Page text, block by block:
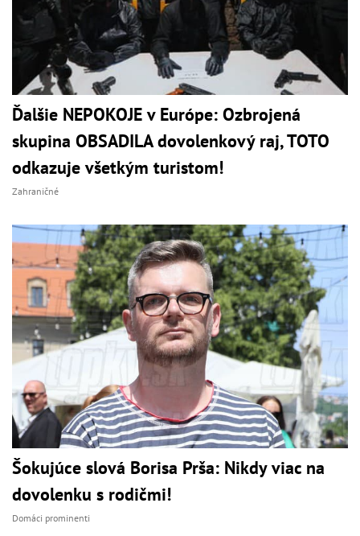
Ďalšie NEPOKOJE v Európe: Ozbrojená
skupina OBSADILA dovolenkový raj, TOTO
odkazuje všetkým turistom!
Zahraničné
Šokujúce slová Borisa Prša: Nikdy viac na
dovolenku s rodičmi!
Domáci prominenti